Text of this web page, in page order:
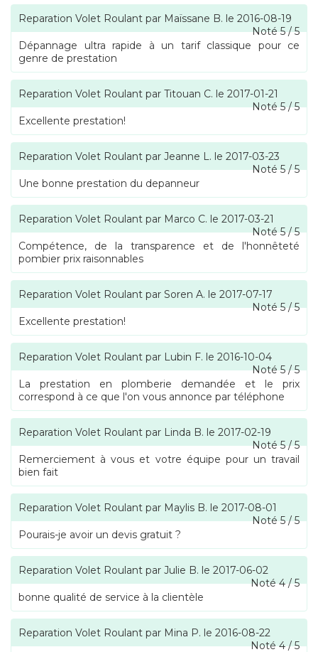
Reparation Volet Roulant par Maïssane B. le 2016-08-19
Noté5/5
Dépannage ultra rapide à un tarif classique pour ce
genre de prestation
Reparation Volet Roulant par Titouan C. le 2017-01-21
Noté5/5
Excellente prestation!
Reparation Volet Roulant par Jeanne L. le 2017-03-23
Noté5/5
Une bonne prestation du depanneur
Reparation Volet Roulant par Marco C. le 2017-03-21
Noté5/5
Compétence, de la transparence et de l'honnêteté
pombier prix raisonnables
Reparation Volet Roulant par Soren A. le 2017-07-17
Noté5/5
Excellente prestation!
Reparation Volet Roulant par Lubin F. le 2016-10-04
Noté5/5
La prestation en plomberie demandée et le prix
correspond à ce que l'on vous annonce par téléphone
Reparation Volet Roulant par Linda B. le 2017-02-19
Noté5/5
Remerciement à vous et votre équipe pour un travail
bien fait
Reparation Volet Roulant par Maylis B. le 2017-08-01
Noté5/5
Pourais-je avoir un devis gratuit ?
Reparation Volet Roulant par Julie B. le 2017-06-02
Noté4/5
bonne qualité de service à la clientèle
Reparation Volet Roulant par Mina P. le 2016-08-22
Noté4/5